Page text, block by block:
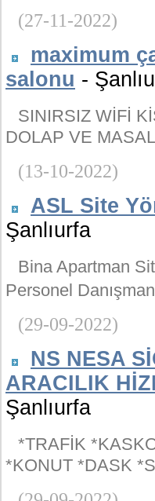
(27-11-2022)
maximum
salonu -
SINIRSIZ WİFİ
DOLAP VE
(13-10-2022)
ASL Site
Şanlıurfa
Bina Apartman
Personel
(29-09-2022)
NS NESA
ARACILIK
Şanlıurfa
*TRAFİK
*KONUT *DASK